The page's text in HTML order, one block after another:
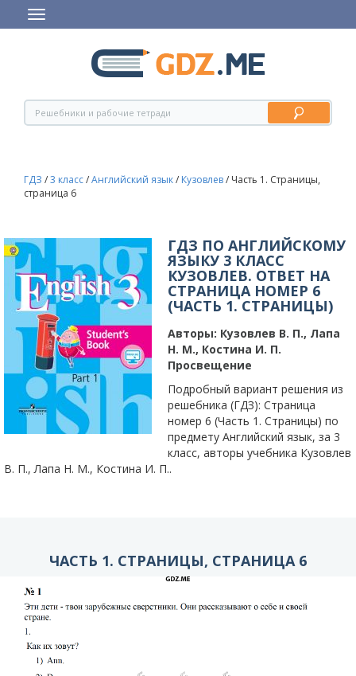
ГДЗ /3 класс/Английский язык/ Кузовлев/ Часть 1. Страницы,
страница 6
ГДЗ ПО АНГЛИЙСКОМУ
ЯЗЫКУ 3 КЛАСС
КУЗОВЛЕВ. ОТВЕТ НА
СТРАНИЦА НОМЕР 6
(ЧАСТЬ 1. СТРАНИЦЫ)
Авторы: Кузовлев В. П., Лапа
Н. М., Костина И. П.
Просвещение
Подробный вариант решения из
решебника (ГДЗ): Страница
номер 6 (Часть 1. Страницы) по
предмету Английский язык, за 3
класс, авторы учебника Кузовлев
В. П., Лапа Н. М., Костина И. П..
ЧАСТЬ 1. СТРАНИЦЫ, СТРАНИЦА 6